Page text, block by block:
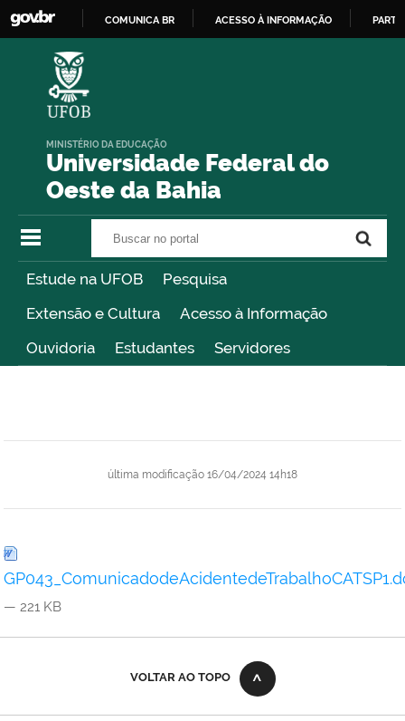
COMUNICA BR ACESSO À INFORMAÇÃO
Universidade Federal do
Oeste da Bahia
MINISTÉRIO DA EDUCAÇÃO
Estude na UFOB
Pesquisa
Extensão e Cultura
Acesso à Informação
Ouvidoria
Estudantes Servidores
última modificação 16/04/2024 14h18
— 221 KB
VOLTAR AO TOPO